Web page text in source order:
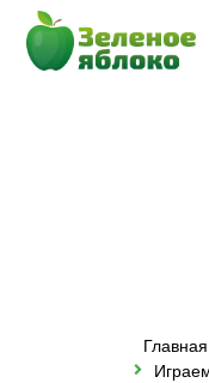
Главная